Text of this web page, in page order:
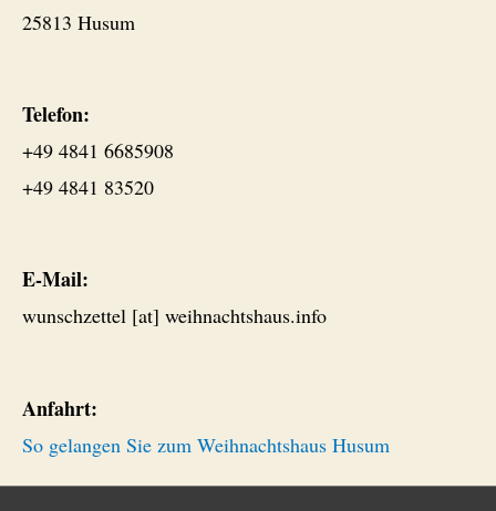
25813 Husum
Telefon:
+49 4841 6685908
+49 4841 83520
E-Mail:
wunschzettel [at] weihnachtshaus.info
Anfahrt:
So gelangen Sie zum Weihnachtshaus Husum